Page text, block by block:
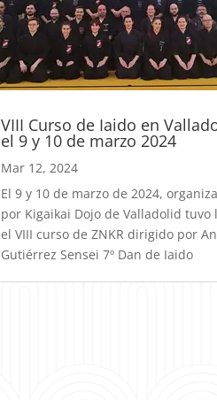
VIII Curso de Iaido en
el 9 y 10 de marzo 2024
Mar 12, 2024
El 9 y 10 de marzo de 2024,
por Kigaikai Dojo de Valladolid tuvo
el VIII curso de ZNKR dirigido por
Gutiérrez Sensei 7º Dan de Iaido